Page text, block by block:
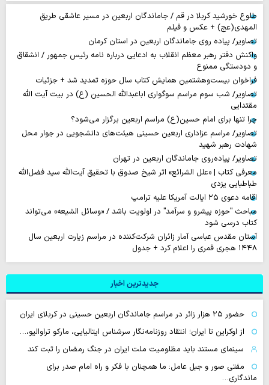
طلوع خورشید کربلا در قم / جاماندگان اربعین در مسیر عاشقی طریق
المهدی(عج) + عکس و فیلم
تصاویر/ پیاده روی جاماندگان اربعین در استان کرمان
واکنش دفتر رهبر معظم انقلاب به ادعایی درباره نامه رئیس جمهور / انشقاق
و دودستگی ممنوع
فراخوان بیست‌وهشتمین همایش کتاب سال حوزه تمدید شد + جزئیات
تصاویر/ شب سوم مراسم سوگواری اباعبدالله الحسین (ع) در بیت آیت الله
مقتدایی
چرا تنها برای امام حسین(ع) مراسم اربعین برگزار می‌شود؟
تصاویر/ مراسم عزاداری اربعین حسینی هیئت‌های دانشجویی در جوار محل
شهادت رهبر شهید
تصاویر/ پیاده‌روی جاماندگان اربعین در تهران
معرفی کتاب | «علل الشرائع» اثر شیخ صدوق با تحقیق آیت‌الله سید فضل‌الله
طباطبایی یزدی
اقامه دعوی ۲۵ ایالت آمریکا علیه ترامپ
مباحث "حوزه پیشرو و سرآمد" در اولویت باشد / «وسائل الشیعه» می‌تواند
کتاب درسی شود
آستان مقدس عباسی آمار زائران شرکت‌کننده در مراسم زیارت اربعین سال
۱۴۴۸ هجری قمری را اعلام کرد + جدول
جدیدترین اخبار
حضور ۲۵ هزار زائر در مراسم جاماندگان اربعین حسینی در کربلای ایران
از اوکراین تا ایران؛ انتقاد روزنامه‌نگار سرشناس ایتالیایی، مارکو تراوالیو،…
سینمای مستند باید مظلومیت ملت ایران در جنگ رمضان را ثبت کند
مفتی صور و جبل عامل: ما همچنان با فکر و راه امام صدر برای
ماندگاری…